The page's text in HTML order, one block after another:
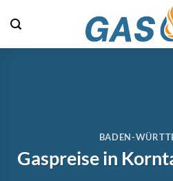
Inhalt
springen
BADEN-
Gaspreise in